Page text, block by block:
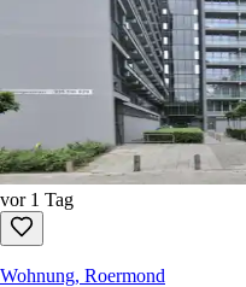
vor 1 Tag
Wohnung, Roermond